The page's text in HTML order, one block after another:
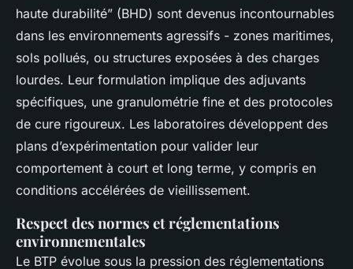
haute durabilité” (BHD) sont devenus incontournables
dans les environnements agressifs - zones maritimes,
sols pollués, ou structures exposées à des charges
lourdes. Leur formulation implique des adjuvants
spécifiques, une granulométrie fine et des protocoles
de cure rigoureux. Les laboratoires développent des
plans d’expérimentation pour valider leur
comportement à court et long terme, y compris en
conditions accélérées de vieillissement.
Respect des normes et réglementations
environnementales
Le BTP évolue sous la pression des réglementations